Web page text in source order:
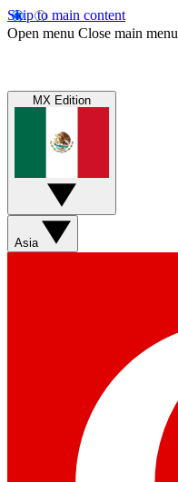
Skip to main content
Open menu Close main menu
MX Edition
Asia